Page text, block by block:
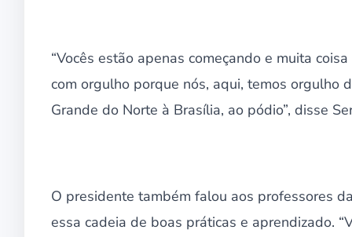
“Vocês estão apenas começando e muita
com orgulho porque nós, aqui, temos orgulho
Grande do Norte à Brasília, ao pódio”, disse
O presidente também falou aos professores
essa cadeia de boas práticas e aprendizado.